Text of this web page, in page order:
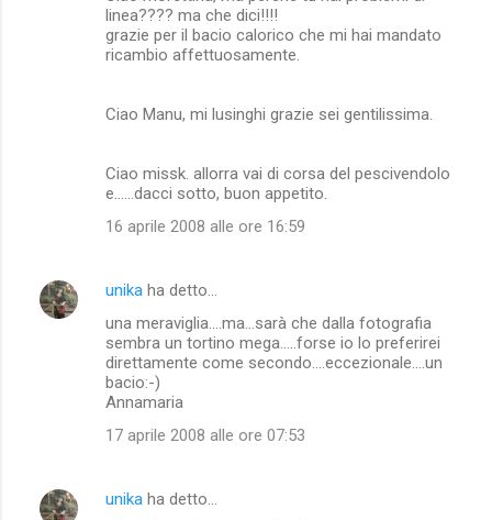
linea???? ma che dici!!!!
grazie per il bacio calorico che mi hai mandato
ricambio affettuosamente.
Ciao Manu, mi lusinghi grazie sei gentilissima.
Ciao missk. allorra vai di corsa del pescivendolo
e......dacci sotto, buon appetito.
16 aprile 2008 alle ore 16:59
unika ha detto…
una meraviglia....ma...sarà che dalla fotografia
sembra un tortino mega.....forse io lo preferirei
direttamente come secondo....eccezionale....un
bacio:-)
Annamaria
17 aprile 2008 alle ore 07:53
unika ha detto…